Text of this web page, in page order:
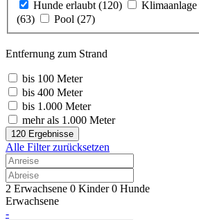
Hunde erlaubt (120) Klimaanlage
(63)
Pool (27)
Entfernung zum Strand
bis 100 Meter
bis 400 Meter
bis 1.000 Meter
mehr als 1.000 Meter
120 Ergebnisse
Alle Filter zurücksetzen
2 Erwachsene 0 Kinder 0 Hunde
Erwachsene
-